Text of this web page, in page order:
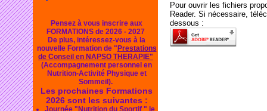
Pensez à vous inscrire aux
FORMATIONS de 2026 - 2027
De plus, intéressez-vous à la
nouvelle Formation de " Prestations
de Conseil en NAPSO THERAPIE"
(Accompagnement personnel en
Nutrition-Activité Physique et
Sommeil).
Les prochaines Formations
2026 sont les suivantes :
Journée "Nutrition du Sportif " le
Pour ouvrir les fichiers
Reader. Si nécessaire,
dessous :